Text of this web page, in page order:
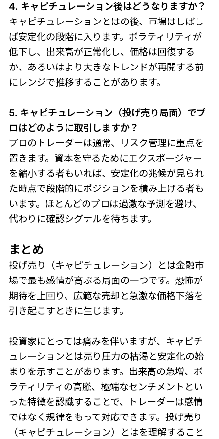
4. キャピチュレーション後はどうなりますか？
キャピチュレーションとはの後、市場はしばし
ば安定化の段階に入ります。ボラティリティが
低下し、出来高が正常化し、価格は回復する
か、あるいはより大きなトレンドが再開する前
にレンジで推移することがあります。
5. キャピチュレーション（投げ売り局面）でプ
ロはどのように取引しますか？
プロのトレーダーは通常、リスク管理に重点を
置きます。資本を守るためにエクスポージャー
を縮小する者もいれば、安定化の兆候が見られ
た時点で段階的にポジションを積み上げる者も
います。ほとんどのプロは過激な予測を避け、
代わりに確認シグナルを待ちます。
まとめ
投げ売り（キャピチュレーション）とは金融市
場で最も感情が高ぶる局面の一つです。恐怖が
期待を上回り、広範な売却と急激な価格下落を
引き起こすときに生じます。
投資家にとっては痛みを伴いますが、キャピチ
ュレーションとは売り圧力の枯渇と安定化の始
まりを示すことがあります。出来高の急増、ボ
ラティリティの高騰、極端なセンチメントとい
った特徴を認識することで、トレーダーは感情
ではなく規律をもって対応できます。投げ売り
（キャピチュレーション）とはを理解すること